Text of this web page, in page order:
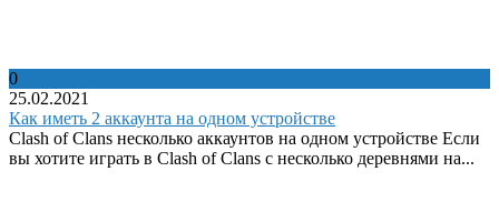
0
25.02.2021
Как иметь 2 аккаунта на одном устройстве
Clash of Clans несколько аккаунтов на одном устройстве Если
вы хотите играть в Clash of Clans с несколько деревнями на...